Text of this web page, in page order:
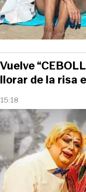
15:18
Vuelve
llorar de la risa